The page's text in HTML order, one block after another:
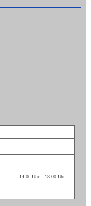
14:00 Uhr – 18:00 Uhr